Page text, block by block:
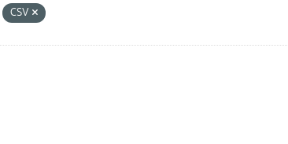
CSV